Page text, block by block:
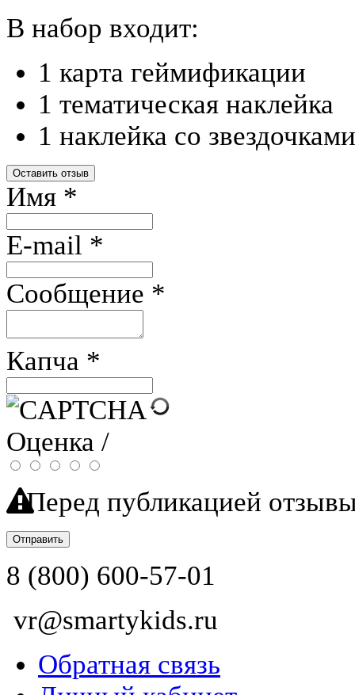
В набор входит:
1 карта геймификации
1 тематическая наклейка
1 наклейка со звездочками
Оставить отзыв
Имя *
E-mail *
Сообщение *
Капча *
Оценка /
Перед публикацией
Отправить
8 (800) 600-57-01
vr@smartykids.ru
Обратная связь